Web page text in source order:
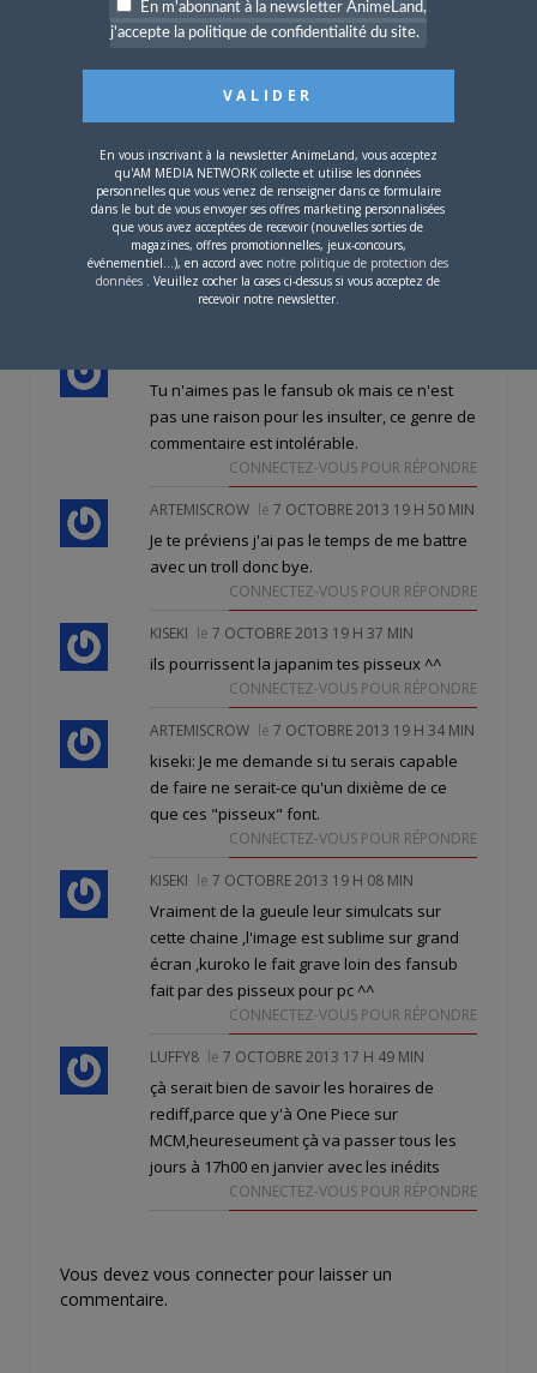
@Artemiscrow
ça n'a rien d'un troll…
7 OCTOBRE 2013 20 H 04 MIN
protéger ,c'est intolérable ce qu'ils font ,ils
ne respectent rien et sont responsables de
l’écroulement de la japanim en france avec
tous ces petits gateux qui les suivent pour
ne pas payer un centime ,le vol c'est mieux
Tu n'aimes pas le fansub ok mais ce n'est
pas une raison pour les insulter, ce genre de
commentaire est intolérable.
CONNECTEZ-VOUS POUR RÉPONDRE
ARTEMISCROW le 7 OCTOBRE 2013 19 H 50 MIN
Je te préviens j'ai pas le temps de me battre
avec un troll donc bye.
CONNECTEZ-VOUS POUR RÉPONDRE
KISEKI le 7 OCTOBRE 2013 19 H 37 MIN
ils pourrissent la japanim tes pisseux ^^
CONNECTEZ-VOUS POUR RÉPONDRE
ARTEMISCROW le 7 OCTOBRE 2013 19 H 34 MIN
kiseki: Je me demande si tu serais capable
de faire ne serait-ce qu'un dixième de ce
que ces "pisseux" font.
CONNECTEZ-VOUS POUR RÉPONDRE
KISEKI le 7 OCTOBRE 2013 19 H 08 MIN
Vraiment de la gueule leur simulcats sur
cette chaine ,l'image est sublime sur grand
écran ,kuroko le fait grave loin des fansub
fait par des pisseux pour pc ^^
CONNECTEZ-VOUS POUR RÉPONDRE
LUFFY8 le 7 OCTOBRE 2013 17 H 49 MIN
çà serait bien de savoir les horaires de
rediff,parce que y'à One Piece sur
MCM,heureseument çà va passer tous les
jours à 17h00 en janvier avec les inédits
CONNECTEZ-VOUS POUR RÉPONDRE
Vous devez vous connecter pour laisser un
commentaire.
En m'abonnant à la newsletter AnimeLand,
j'accepte la politique de confidentialité du site.
En vous inscrivant à la newsletter AnimeLand, vous acceptez
qu'AM MEDIA NETWORK collecte et utilise les données
personnelles que vous venez de renseigner dans ce formulaire
dans le but de vous envoyer ses offres marketing personnalisées
que vous avez acceptées de recevoir (nouvelles sorties de
magazines, offres promotionnelles, jeux-concours,
événementiel...), en accord avec notre politique de protection des
données . Veuillez cocher la cases ci-dessus si vous acceptez de
recevoir notre newsletter.